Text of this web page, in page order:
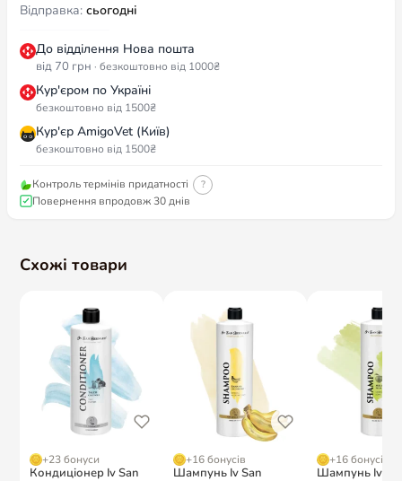
Відправка: сьогодні
До відділення Нова пошта
від 70 грн · безкоштовно від 1000₴
Кур'єром по Україні
безкоштовно від 1500₴
Кур'єр AmigoVet (Київ)
безкоштовно від 1500₴
Контроль термінів придатності ?
Повернення впродовж 30 днів
Схожі товари